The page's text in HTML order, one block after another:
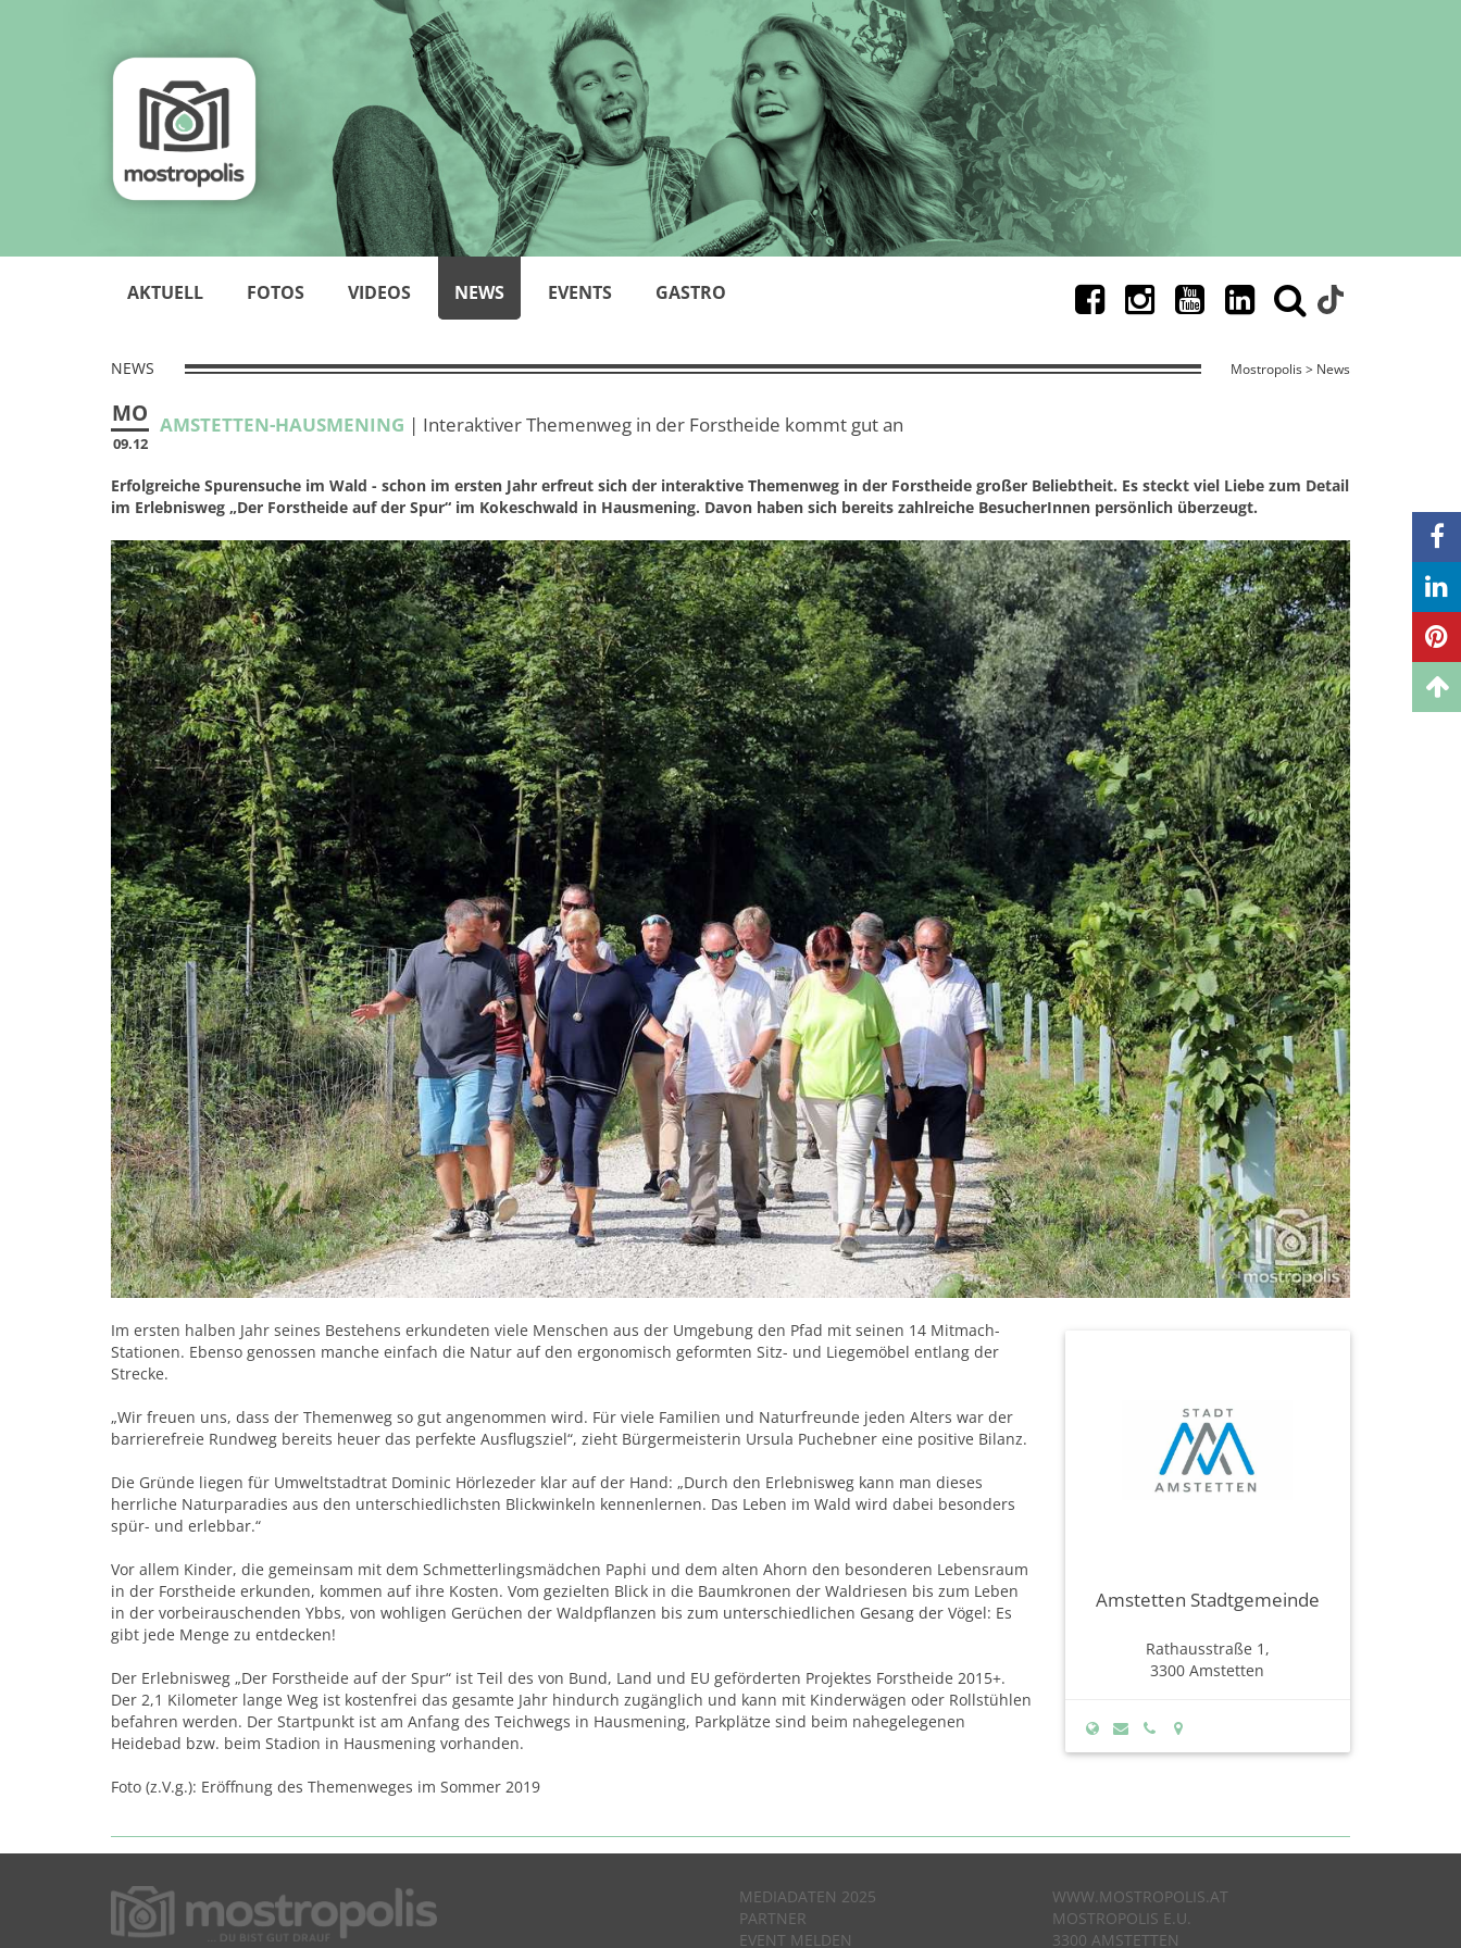
AKTUELL FOTOS VIDEOS NEWS EVENTS GASTRO
NEWS Mostropolis > News
MO
09.12
AMSTETTEN-HAUSMENING | Interaktiver Themenweg in der Forstheide kommt gut an
Erfolgreiche Spurensuche im Wald - schon im ersten Jahr erfreut sich der interaktive Themenweg in der Forstheide großer Beliebtheit. Es steckt viel Liebe zum Detail
im Erlebnisweg „Der Forstheide auf der Spur“ im Kokeschwald in Hausmening. Davon haben sich bereits zahlreiche BesucherInnen persönlich überzeugt.
Im ersten halben Jahr seines Bestehens erkundeten viele Menschen aus der Umgebung den Pfad mit seinen 14 Mitmach-
Stationen. Ebenso genossen manche einfach die Natur auf den ergonomisch geformten Sitz- und Liegemöbel entlang der
Strecke.
„Wir freuen uns, dass der Themenweg so gut angenommen wird. Für viele Familien und Naturfreunde jeden Alters war der
barrierefreie Rundweg bereits heuer das perfekte Ausflugsziel“, zieht Bürgermeisterin Ursula Puchebner eine positive Bilanz.
Die Gründe liegen für Umweltstadtrat Dominic Hörlezeder klar auf der Hand: „Durch den Erlebnisweg kann man dieses
herrliche Naturparadies aus den unterschiedlichsten Blickwinkeln kennenlernen. Das Leben im Wald wird dabei besonders
spür- und erlebbar.“
Vor allem Kinder, die gemeinsam mit dem Schmetterlingsmädchen Paphi und dem alten Ahorn den besonderen Lebensraum
in der Forstheide erkunden, kommen auf ihre Kosten. Vom gezielten Blick in die Baumkronen der Waldriesen bis zum Leben
in der vorbeirauschenden Ybbs, von wohligen Gerüchen der Waldpflanzen bis zum unterschiedlichen Gesang der Vögel: Es
gibt jede Menge zu entdecken!
Der Erlebnisweg „Der Forstheide auf der Spur“ ist Teil des von Bund, Land und EU geförderten Projektes Forstheide 2015+.
Der 2,1 Kilometer lange Weg ist kostenfrei das gesamte Jahr hindurch zugänglich und kann mit Kinderwägen oder Rollstühlen
befahren werden. Der Startpunkt ist am Anfang des Teichwegs in Hausmening, Parkplätze sind beim nahegelegenen
Heidebad bzw. beim Stadion in Hausmening vorhanden.
Foto (z.V.g.): Eröffnung des Themenweges im Sommer 2019
Amstetten Stadtgemeinde
Rathausstraße 1,
3300 Amstetten
MEDIADATEN 2025
PARTNER
EVENT MELDEN
WWW.MOSTROPOLIS.AT
MOSTROPOLIS E.U.
3300 AMSTETTEN